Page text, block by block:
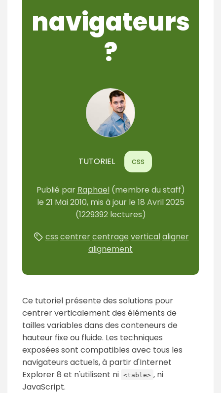
navigateurs
?
TUTORIEL css
Publié par Raphael (membre du staff)
le 21 Mai 2010, mis à jour le 18 Avril 2025
(1229392 lectures)
css centrercentrage verticalaligner
alignement
Ce tutoriel présente des solutions pour
centrer verticalement des éléments de
tailles variables dans des conteneurs de
hauteur fixe ou fluide. Les techniques
exposées sont compatibles avec tous les
navigateurs actuels, à partir d'Internet
Explorer 8 et n'utilisent ni <table> , ni
JavaScript.